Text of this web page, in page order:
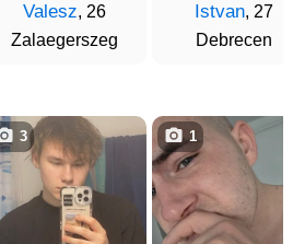
Valesz, 26
Zalaegerszeg
Istvan, 27
Debrecen
3 1